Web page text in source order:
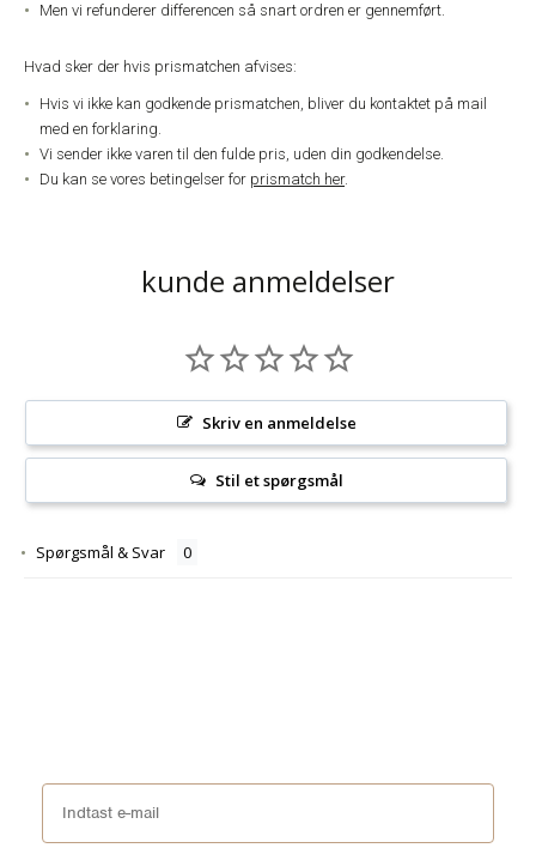
Men vi refunderer differencen så snart ordren er gennemført.
Hvad sker der hvis prismatchen afvises:
Hvis vi ikke kan godkende prismatchen, bliver du kontaktet på mail
med en forklaring.
Vi sender ikke varen til den fulde pris, uden din godkendelse.
Du kan se vores betingelser for prismatch her.
kunde anmeldelser
Skriv en anmeldelse
Stil et spørgsmål
Spørgsmål & Svar